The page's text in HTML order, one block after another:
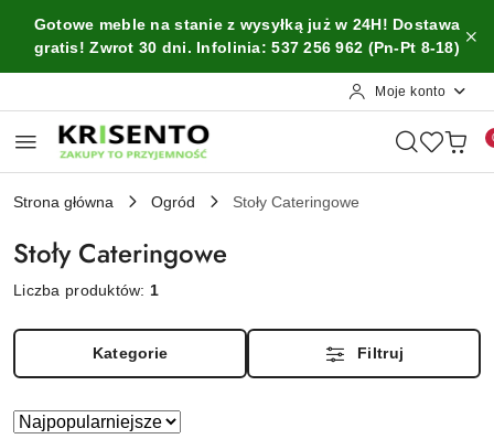
Przejdź do treści głównej
Przejdź do wyszukiwarki
Przejdź do moje konto
Przejdź do menu głównego
Przejdź do stopki
Gotowe meble na stanie z wysyłką już w 24H! Dostawa
gratis! Zwrot 30 dni. Infolinia: 537 256 962 (Pn-Pt 8-18)
Moje konto
Strona główna Ogród Stoły Cateringowe
Stoły Cateringowe
Liczba produktów: 1
Kategorie Filtruj
Zastosowano
Sortuj